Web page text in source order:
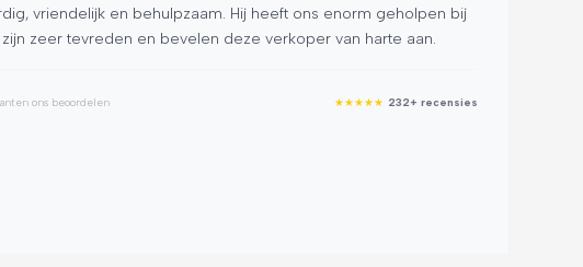
vriendelijk en behulpzaam. Hij heeft ons enorm geholpen bij
zeer tevreden en bevelen deze verkoper van harte aan.
ons beoordelen ★★★★★ 232+ recensies